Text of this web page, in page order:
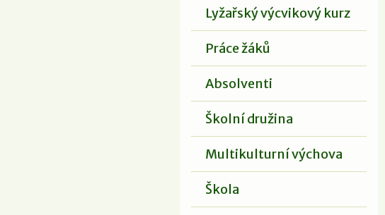
Lyžařský výcvikový kurz
Práce žáků
Absolventi
Školní družina
Multikulturní výchova
Škola